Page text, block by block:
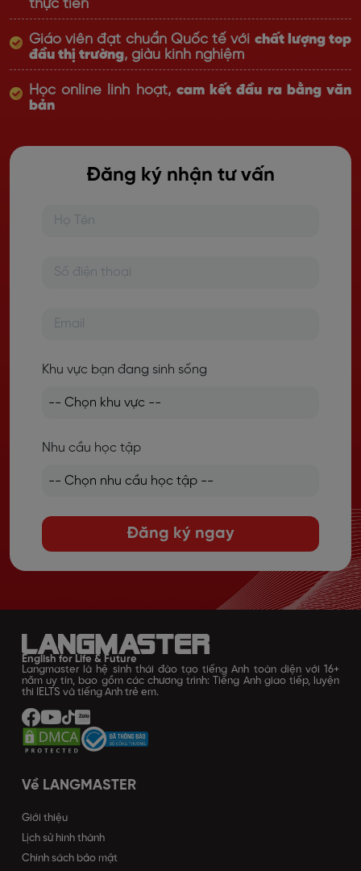
thực tiễn
Giáo viên đạt chuẩn Quốc tế với chất lượng top
đầu thị trường, giàu kinh nghiệm
Học online linh hoạt, cam kết đầu ra bằng văn
bản
Đăng ký nhận tư vấn
Khu vực bạn đang sinh sống
Nhu cầu học tập
Đăng ký ngay
English for Life & Future
Langmaster là hệ sinh thái đào tạo tiếng Anh toàn diện với 16+
năm uy tín, bao gồm các chương trình: Tiếng Anh giao tiếp, luyện
thi IELTS và tiếng Anh trẻ em.
Về LANGMASTER
Giới thiệu
Lịch sử hình thành
Chính sách bảo mật